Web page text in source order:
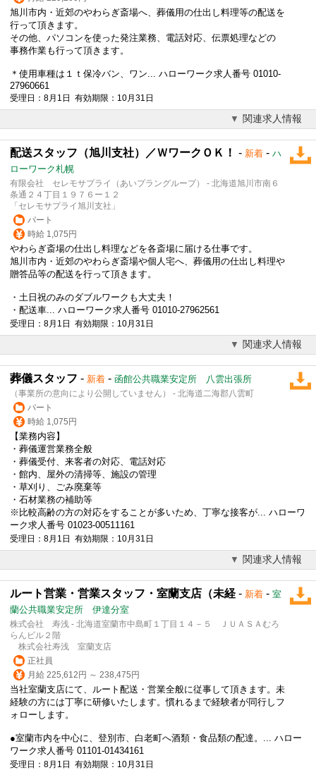
旭川市内・近郊のやわらぎ斎場へ、 葬儀用の仕出し料理等の配送を
行って頂きます。
その他、パソコンを使った発注業務、電話対応、伝票処理などの
事務作業も行って頂きます。
＊使用車種は１ｔ保冷バン、ワン... ハローワーク求人番号 01010-
27960661
受理日：8月1日 有効期限：10月31日
関連求人情報
配送スタッフ（旭川支社）／ＷワークＯＫ！ - 新着 - ハ
ローワーク札幌
有限会社 セレモサプライ（あいプラングループ） - 北海道旭川市南６
条通２４丁目１９７６ー１２
「セレモサプライ旭川支社」
パート
時給 1,075円
やわらぎ斎場の仕出し料理などを各斎場に届ける仕事です。
旭川市内・近郊のやわらぎ斎場や個人宅へ、 葬儀用の仕出し料理や
贈答品等の配送を行って頂きます。
・土日祝のみのダブルワークも大丈夫！
・配送車... ハローワーク求人番号 01010-27962561
受理日：8月1日 有効期限：10月31日
関連求人情報
葬儀スタッフ - 新着 - 函館公共職業安定所 八雲出張所
（事業所の意向により公開していません） - 北海道二海郡八雲町
パート
時給 1,075円
【業務内容】
・ 葬儀運営業務全般
・ 葬儀受付、来客者の対応、電話対応
・館内、屋外の清掃等、施設の管理
・草刈り、ごみ廃棄等
・石材業務の補助等
※比較高齢の方の対応をすることが多いため、丁寧な接客が... ハローワ
ーク求人番号 01023-00511161
受理日：8月1日 有効期限：10月31日
関連求人情報
ルート営業・営業スタッフ・室蘭支店（未経 - 新着 - 室
蘭公共職業安定所 伊達分室
株式会社 寿浅 - 北海道室蘭市中島町１丁目１４－５ ＪＵＡＳＡむろ
らんビル２階
株式会社寿浅 室蘭支店
正社員
月給 225,612円 ～ 238,475円
当社室蘭支店にて、ルート配送・営業全般に従事して頂きます。未
経験の方には丁寧に研修いたします。慣れるまで経験者が同行しフ
ォローします。
●室蘭市内を中心に、登別市、白老町へ酒類・食品類の配達。... ハロー
ワーク求人番号 01101-01434161
受理日：8月1日 有効期限：10月31日